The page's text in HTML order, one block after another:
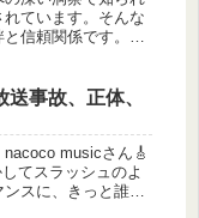
ています。そんな
信頼関係です。本
事故、正体、
musicさん🎸
てスラッシュのよ
スに、きっと誰も